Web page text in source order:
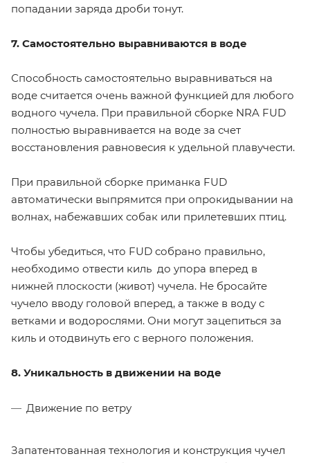
попадании заряда дроби тонут.
7. Самостоятельно выравниваются в воде
Способность самостоятельно выравниваться на
воде считается очень важной функцией для любого
водного чучела. При правильной сборке NRA FUD
полностью выравнивается на воде за счет
восстановления равновесия к удельной плавучести.
При правильной сборке приманка FUD
автоматически выпрямится при опрокидывании на
волнах, набежавших собак или прилетевших птиц.
Чтобы убедиться, что FUD собрано правильно,
необходимо отвести киль до упора вперед в
нижней плоскости (живот) чучела. Не бросайте
чучело вводу головой вперед, а также в воду с
ветками и водорослями. Они могут зацепиться за
киль и отодвинуть его с верного положения.
8. Уникальность в движении на воде
Движение по ветру
Запатентованная технология и конструкция чучел